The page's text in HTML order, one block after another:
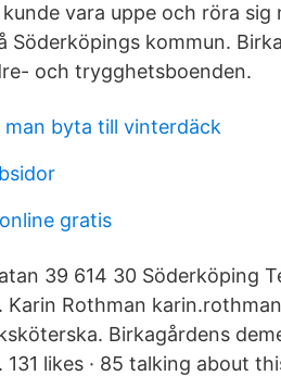
vara uppe och röra
Söderköpings kommun.
och trygghetsboenden.
man byta till vinterdäck
gratis
39 614 30 Söderköping
Karin Rothman
Birkagårdens
131 likes · 85 talking about